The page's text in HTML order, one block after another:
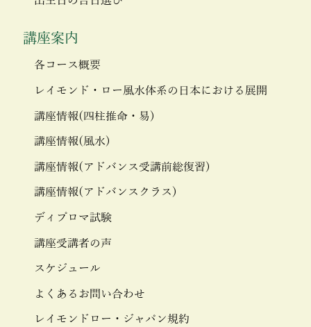
講座案内
各コース概要
レイモンド・ロー風水体系の日本における展開
講座情報(四柱推命・易)
講座情報(風水)
講座情報(アドバンス受講前総復習)
講座情報(アドバンスクラス)
ディプロマ試験
講座受講者の声
スケジュール
よくあるお問い合わせ
レイモンドロー・ジャパン規約